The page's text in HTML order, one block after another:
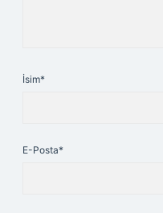
İsim*
E-Posta*